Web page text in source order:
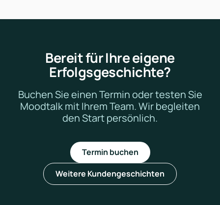
Bereit für Ihre eigene
Erfolgsgeschichte?
Buchen Sie einen Termin oder testen Sie
Moodtalk mit Ihrem Team. Wir begleiten
den Start persönlich.
Termin buchen
Weitere Kundengeschichten